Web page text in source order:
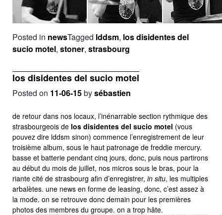
Posted in newsTagged lddsm, los disidentes del
sucio motel, stoner, strasbourg
los disidentes del sucio motel
Posted on 11-06-15bysébastien
de retour dans nos locaux, l’inénarrable section rythmique des
strasbourgeois de los disidentes del sucio motel (vous
pouvez dire lddsm sinon) commence l’enregistrement de leur
troisième album, sous le haut patronage de freddie mercury.
basse et batterie pendant cinq jours, donc, puis nous partirons
au début du mois de juillet, nos micros sous le bras, pour la
riante cité de strasbourg afin d’enregistrer, in situ, les multiples
arbalètes. une news en forme de leasing, donc, c’est assez à
la mode. on se retrouve donc demain pour les premières
photos des membres du groupe. on a trop hâte.